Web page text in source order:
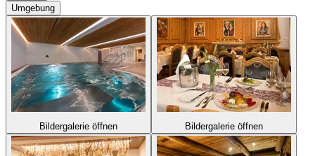
Umgebung
Bildergalerie öffnen Bildergalerie öffnen